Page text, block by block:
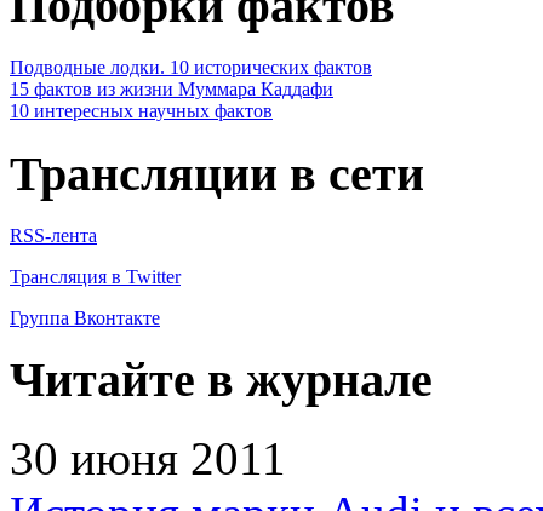
Подводные лодки. 10 исторических фактов
15 фактов из жизни Муммара Каддафи
10 интересных научных фактов
Трансляции в сети
RSS-лента
Трансляция в Twitter
Группа Вконтакте
Читайте в журнале
30 июня 2011